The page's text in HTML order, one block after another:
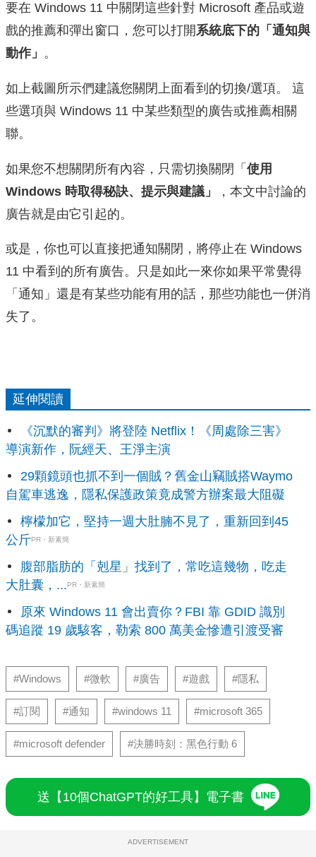
要在 Windows 11 中關閉這些針對 Microsoft 產品或遊
戲的推薦和彈出窗口，您可以打開系統底下的「通知與
動作」 。
如上截圖所示們建議您關閉上面看到的切換/選項。 這
些選項與 Windows 11 中某些類型的廣告或推薦相關
聯。
如果您不想關閉所有內容，只需切換關閉「 使用
Windows 時取得秘訣、提示與建議」
，本文中討論的
廣告就是由它引起的。
或是，你也可以直接把通知關閉，將停止在 Windows
11 中看到的所有廣告。只是如此一來你如果平常覺得
「通知」還是有某些功能有用的話，那些功能也一併消
失了。
延伸閱讀
《沉默的審判》將登陸 Netflix！《周處除三害》
導演新作，阮經天、王淨主演
29顆鏡頭也抓不到一個賊？舊金山竊賊搭Waymo
自駕車逃逸，隱私保護政策竟成警方辦案最大阻礙
檸檬加它，堅持一週大肚腩不見了，重新回到45
公斤PR・新素簡
腹部脂肪的「剋星」找到了，常吃這幾物，吃走
大肚囊，...PR・新素簡
原來 Windows 11 會出賣你？FBI 靠 GDID 識別
碼追蹤 19 歲駭客，勒索 800 萬美金慘遭引渡受審
#Windows #微軟 #廣告 #遊戲 #隱私
#訂閱 #通知 #windows 11 #microsoft 365
#microsoft defender #決勝時刻：黑色行動 6
送【10個ChatGPT的好工具】電子書
ADVERTISEMENT